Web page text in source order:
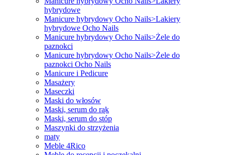
hybrydowe
Manicure hybrydowy Ocho Nails>Lakiery
hybrydowe Ocho Nails
Manicure hybrydowy Ocho Nails>Żele do
paznokci
Manicure hybrydowy Ocho Nails>Żele do
paznokci Ocho Nails
Manicure i Pedicure
Masażery
Maseczki
Maski do włosów
Maski, serum do rąk
Maski, serum do stóp
Maszynki do strzyżenia
maty
Meble 4Rico